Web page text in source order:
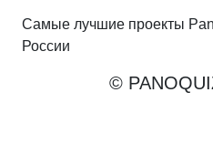
Самые лучшие проекты
России
©